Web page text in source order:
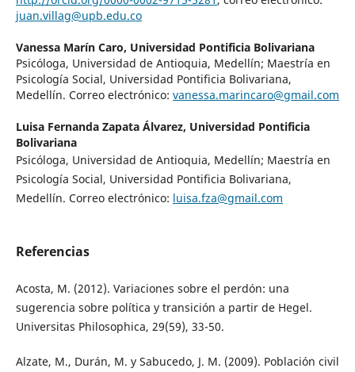
juan.villag@upb.edu.co
Vanessa Marín Caro, Universidad Pontificia Bolivariana
Psicóloga, Universidad de Antioquia, Medellín; Maestría en
Psicología Social, Universidad Pontificia Bolivariana,
Medellín. Correo electrónico: vanessa.marincaro@gmail.com
Luisa Fernanda Zapata Álvarez, Universidad Pontificia
Bolivariana
Psicóloga, Universidad de Antioquia, Medellín; Maestría en
Psicología Social, Universidad Pontificia Bolivariana,
Medellín. Correo electrónico: luisa.fza@gmail.com
Referencias
Acosta, M. (2012). Variaciones sobre el perdón: una
sugerencia sobre política y transición a partir de Hegel.
Universitas Philosophica, 29(59), 33-50.
Alzate, M., Durán, M. y Sabucedo, J. M. (2009). Población civil